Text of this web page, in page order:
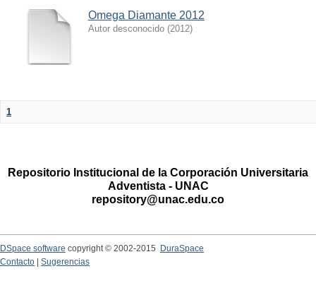
Omega Diamante 2012
Autor desconocido (2012)
1
Repositorio Institucional de la Corporación Universitaria
Adventista - UNAC
repository@unac.edu.co
DSpace software copyright © 2002-2015
DuraSpace
Contacto
Sugerencias